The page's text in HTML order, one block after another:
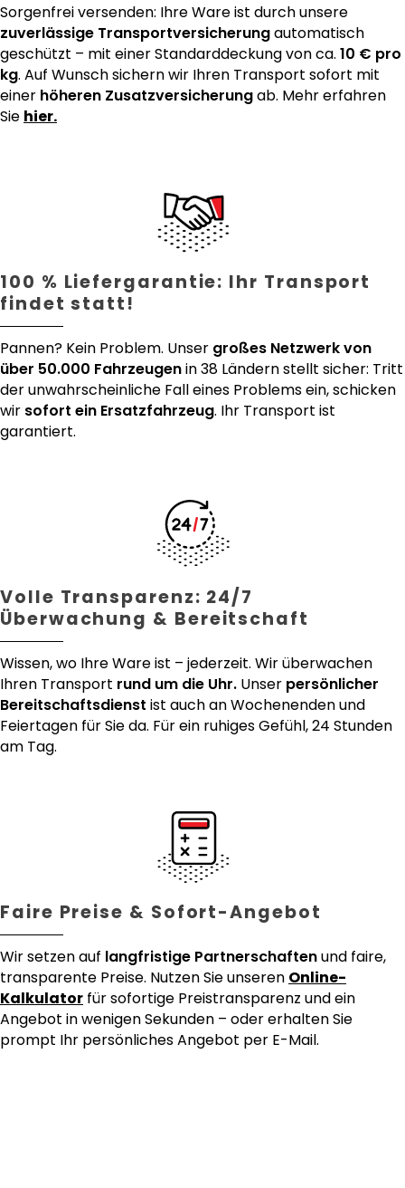
Sorgenfrei versenden: Ihre Ware ist durch unsere
zuverlässige Transportversicherungautomatisch
geschützt – mit einer Standarddeckung von ca. 10 € pro
kg. Auf Wunsch sichern wir Ihren Transport sofort mit
einer höheren Zusatzversicherungab. Mehr erfahren
Sie hier.
100 % Liefergarantie: Ihr Transport
findet statt!
Pannen? Kein Problem. Unser großes Netzwerk von
über 50.000 Fahrzeugenin 38 Ländern stellt sicher: Tritt
der unwahrscheinliche Fall eines Problems ein, schicken
wir sofort ein Ersatzfahrzeug. Ihr Transport ist
garantiert.
Volle Transparenz: 24/7
Überwachung & Bereitschaft
Wissen, wo Ihre Ware ist – jederzeit. Wir überwachen
Ihren Transport rund um die Uhr. Unser persönlicher
Bereitschaftsdienst ist auch an Wochenenden und
Feiertagen für Sie da. Für ein ruhiges Gefühl, 24 Stunden
am Tag.
Faire Preise & Sofort-Angebot
Wir setzen auf langfristige Partnerschaftenund faire,
transparente Preise. Nutzen Sie unseren Online-
Kalkulator für sofortige Preistransparenz und ein
Angebot in wenigen Sekunden – oder erhalten Sie
prompt Ihr persönliches Angebot per E-Mail.